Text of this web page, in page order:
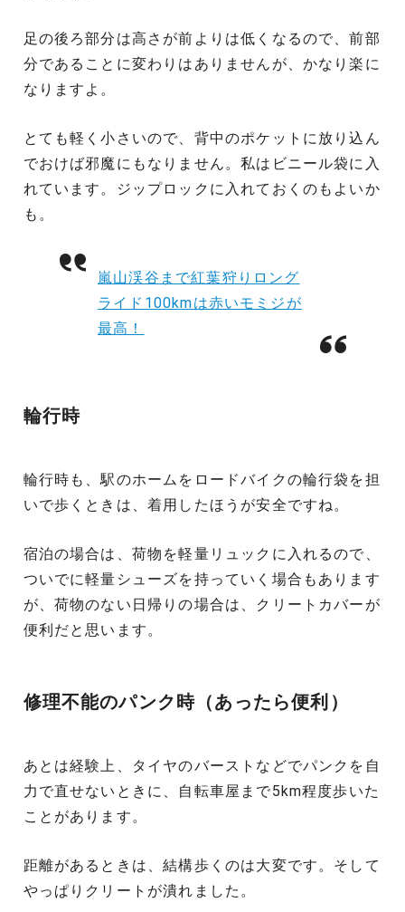
足の後ろ部分は高さが前よりは低くなるので、前部
分であることに変わりはありませんが、かなり楽に
なりますよ。
とても軽く小さいので、背中のポケットに放り込ん
でおけば邪魔にもなりません。私はビニール袋に入
れています。ジップロックに入れておくのもよいか
も。
嵐山渓谷まで紅葉狩りロング
ライド100kmは赤いモミジが
最高！
輪行時
輪行時も、駅のホームをロードバイクの輪行袋を担
いで歩くときは、着用したほうが安全ですね。
宿泊の場合は、荷物を軽量リュックに入れるので、
ついでに軽量シューズを持っていく場合もあります
が、荷物のない日帰りの場合は、クリートカバーが
便利だと思います。
修理不能のパンク時（あったら便利）
あとは経験上、タイヤのバーストなどでパンクを自
力で直せないときに、自転車屋まで5km程度歩いた
ことがあります。
距離があるときは、結構歩くのは大変です。そして
やっぱりクリートが潰れました。